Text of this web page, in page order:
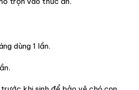
dùng 1 lần.